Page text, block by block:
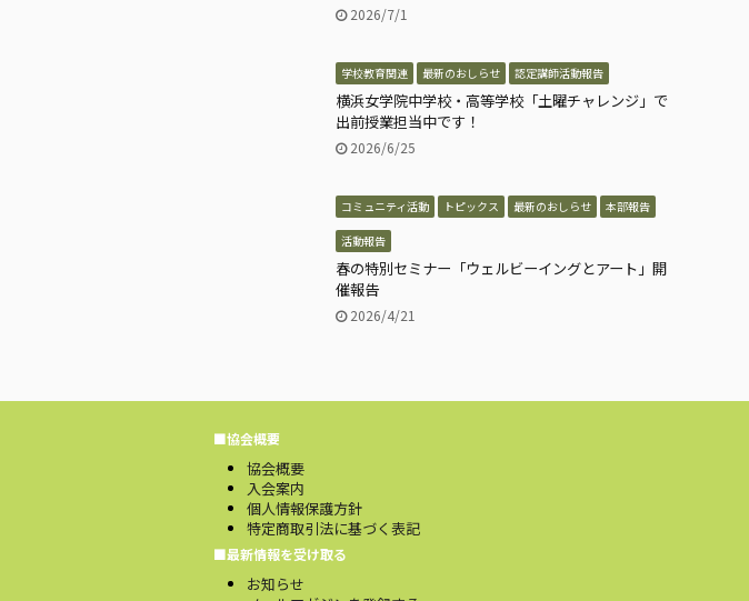
2026/7/1
学校教育関連 最新のおしらせ 認定講師活動報告
横浜女学院中学校・高等学校「土曜チャレンジ」で
出前授業担当中です！
2026/6/25
コミュニティ活動 トピックス 最新のおしらせ 本部報告
活動報告
春の特別セミナー「ウェルビーイングとアート」開
催報告
2026/4/21
■協会概要
協会概要
入会案内
個人情報保護方針
特定商取引法に基づく表記
■最新情報を受け取る
お知らせ